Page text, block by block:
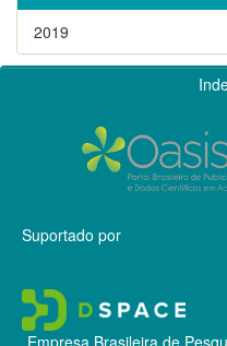
2019
Suportado por
Empresa Brasileira de